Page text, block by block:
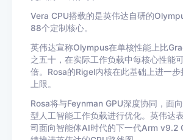
Vera CPU搭载的是英伟达自研的
88个定制核心。
英伟达宣称Olympus在单核性能上比
之五十，在实际工作负载中每核心性能
倍。Rosa的Rigel内核在此基础上进一
上限。
Rosa将与Feynman GPU深度协同，面
型人工智能工作负载进行优化。英伟达
司面向智能体AI时代的下一代Arm v9.2